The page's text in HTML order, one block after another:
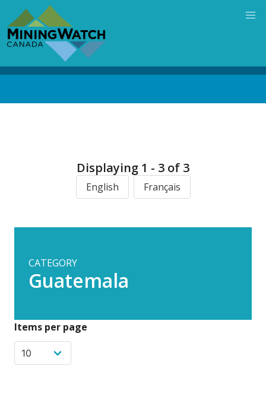
main
content
Displaying 1 - 3 of 3
English Français
CATEGORY
Guatemala
Items per page